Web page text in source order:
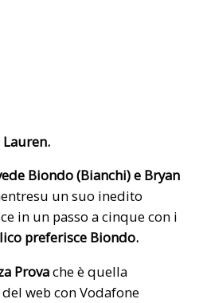
Biondo (Bianchi) e Bryan
un suo inedito
in un passo a cinque con i
preferisce Biondo.
Provache è quella
web con Vodafone